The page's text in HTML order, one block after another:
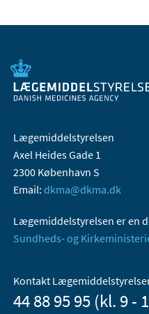
Lægemiddelstyrelsen
Axel Heides Gade 1
2300 København S
Email: dkma@dkma.dk
Lægemiddelstyrelsen er en
Sundheds- og
Kontakt
44 88 95 95 (kl. 9 -